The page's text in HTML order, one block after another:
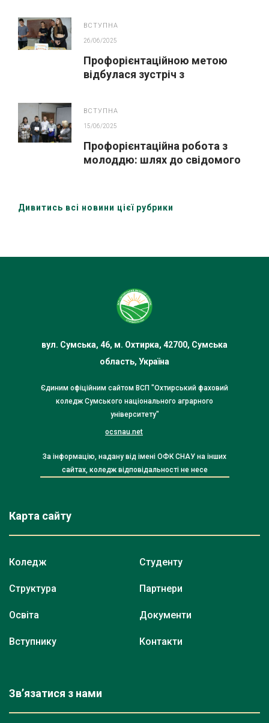
ВСТУПНА
26/06/2025
Профорієнтаційною метою
відбулася зустріч з
ВСТУПНА
15/06/2025
Профорієнтаційна робота з
молоддю: шлях до свідомого
Дивитись всі новини цієї рубрики
вул. Сумська, 46, м. Охтирка, 42700, Сумська
область, Україна
Єдиним офіційним сайтом ВСП "Охтирський фаховий
коледж Сумського національного аграрного
університету"
ocsnau.net
За інформацію, надану від імені ОФК СНАУ на інших
сайтах, коледж відповідальності не несе
Карта сайту
Коледж
Структура
Освіта
Вступнику
Студенту
Партнери
Документи
Контакти
Зв’язатися з нами